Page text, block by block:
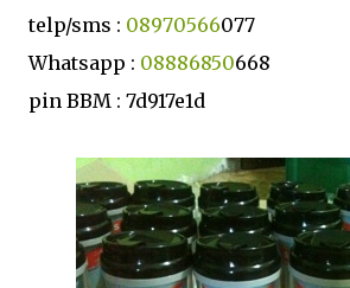
telp/sms : 08970566077
Whatsapp : 08886850668
pin BBM : 7d917e1d